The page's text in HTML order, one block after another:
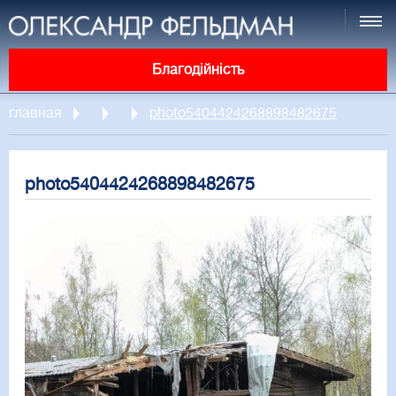
Благодійність
главная photo5404424268898482675
photo5404424268898482675